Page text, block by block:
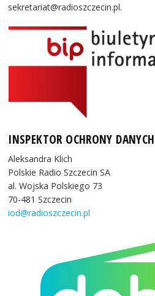
sekretariat@radioszczecin.pl.
INSPEKTOR OCHRONY DANYCH
Aleksandra Klich
Polskie Radio Szczecin SA
al. Wojska Polskiego 73
70-481 Szczecin
iod@radioszczecin.pl